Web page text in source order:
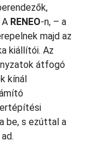
RENEO-n, – a
majd az
kiállítói. Az
átfogó
kínál
be, s ezúttal a